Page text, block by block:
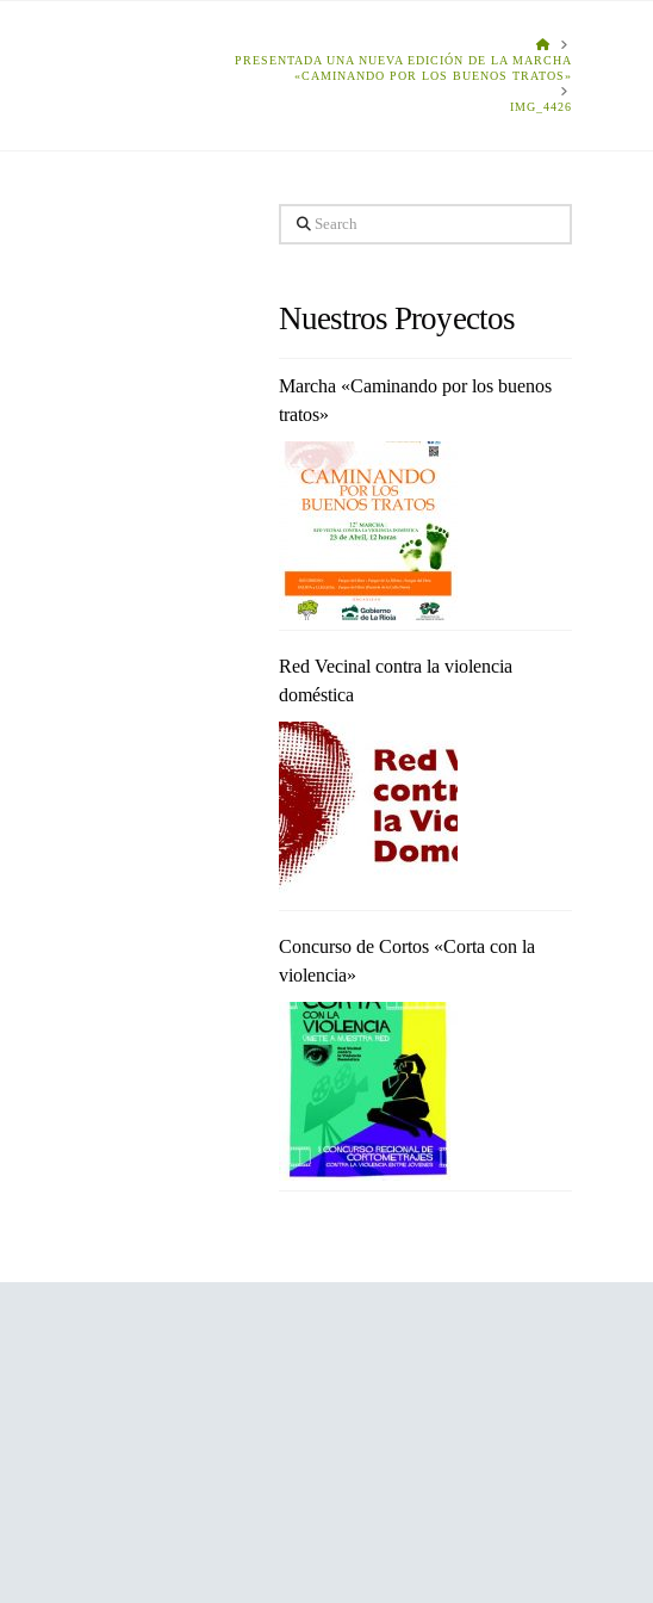
HOME
PRESENTADA UNA NUEVA EDICIÓN DE LA MARCHA
«CAMINANDO POR LOS BUENOS TRATOS»
IMG_4426
Search
Nuestros Proyectos
Marcha «Caminando por los buenos
tratos»
Red Vecinal contra la violencia
doméstica
Concurso de Cortos «Corta con la
violencia»